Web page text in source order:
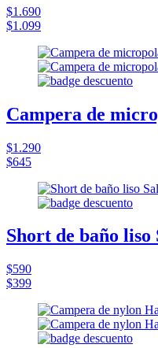
$1.690
$1.099
Campera de
$1.290
$645
Short de baño
$590
$399